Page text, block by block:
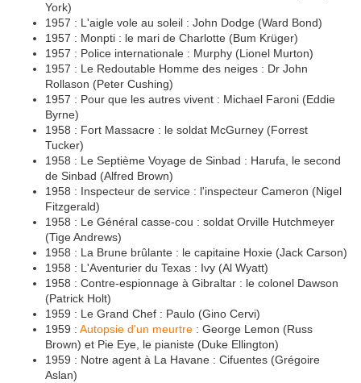
York)
1957 : L'aigle vole au soleil : John Dodge (Ward Bond)
1957 : Monpti : le mari de Charlotte (Bum Krüger)
1957 : Police internationale : Murphy (Lionel Murton)
1957 : Le Redoutable Homme des neiges : Dr John
Rollason (Peter Cushing)
1957 : Pour que les autres vivent : Michael Faroni (Eddie
Byrne)
1958 : Fort Massacre : le soldat McGurney (Forrest
Tucker)
1958 : Le Septième Voyage de Sinbad : Harufa, le second
de Sinbad (Alfred Brown)
1958 : Inspecteur de service : l'inspecteur Cameron (Nigel
Fitzgerald)
1958 : Le Général casse-cou : soldat Orville Hutchmeyer
(Tige Andrews)
1958 : La Brune brûlante : le capitaine Hoxie (Jack Carson)
1958 : L'Aventurier du Texas : Ivy (Al Wyatt)
1958 : Contre-espionnage à Gibraltar : le colonel Dawson
(Patrick Holt)
1959 : Le Grand Chef : Paulo (Gino Cervi)
1959 : Autopsie d'un meurtre : George Lemon (Russ
Brown) et Pie Eye, le pianiste (Duke Ellington)
1959 : Notre agent à La Havane : Cifuentes (Grégoire
Aslan)